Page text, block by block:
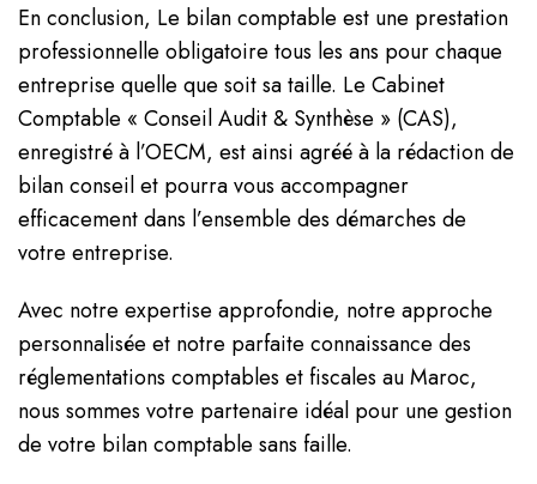
En conclusion, Le bilan comptable est une prestation
professionnelle obligatoire tous les ans pour chaque
entreprise quelle que soit sa taille. Le Cabinet
Comptable « Conseil Audit & Synthèse » (CAS),
enregistré à l’OECM, est ainsi agréé à la rédaction de
bilan conseil et pourra vous accompagner
efficacement dans l’ensemble des démarches de
votre entreprise.
Avec notre expertise approfondie, notre approche
personnalisée et notre parfaite connaissance des
réglementations comptables et fiscales au Maroc,
nous sommes votre partenaire idéal pour une gestion
de votre bilan comptable sans faille.